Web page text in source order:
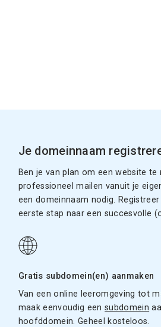
Je domeinnaam
Ben je van plan om een website te
professioneel mailen vanuit je
een domeinnaam nodig. Registreer
eerste stap naar een succesvolle
Gratis subdomein(en) aanmaken
Van een online leeromgeving tot
maak eenvoudig eensubdomein
hoofddomein. Geheel kosteloos.